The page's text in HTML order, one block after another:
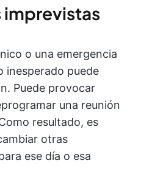
imprevistas
o una emergencia
inesperado puede
Puede provocar
una reunión
resultado, es
otras
ese día o esa